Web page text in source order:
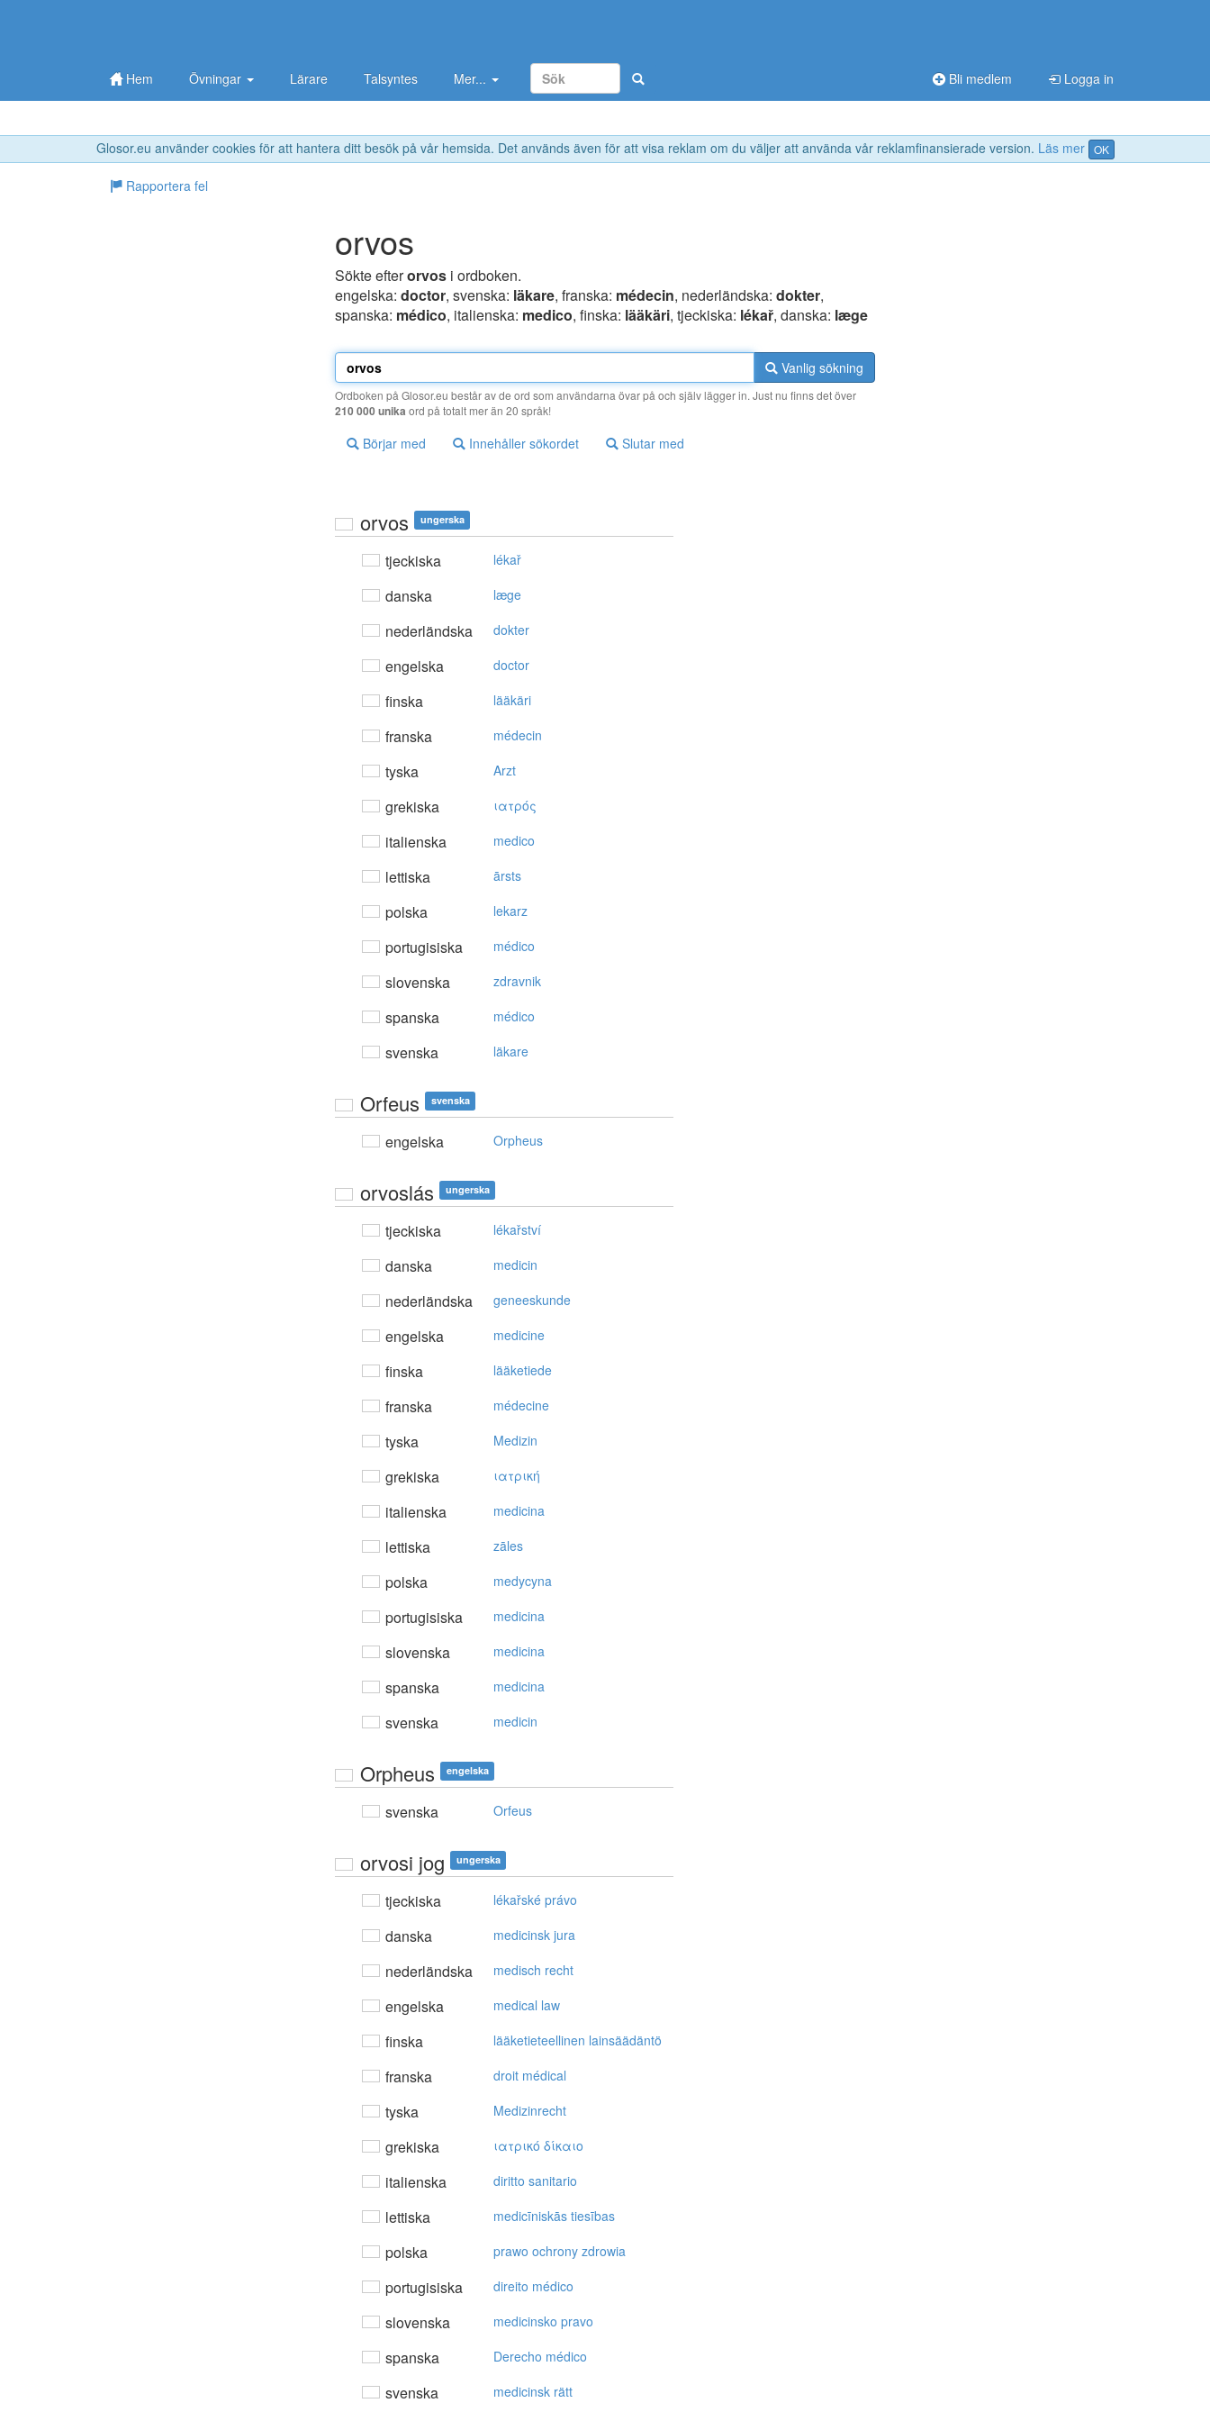
Glosor.eu använder cookies för att hantera ditt besök på vår hemsida. Det används även för att visa reklam om du väljer att använda vår reklamfinansierade version. Läs mer OK
Hem Övningar Lärare Talsyntes Mer... Bli medlem Logga in
Rapportera fel
orvos
Sökte efterorvos i ordboken.
engelska: doctor, svenska: läkare, franska: médecin, nederländska: dokter,
spanska: médico, italienska: medico, finska: lääkäri, tjeckiska: lékař, danska: læge
Vanlig sökning
Ordboken på Glosor.eu består av de ord som användarna övar på och själv lägger in. Just nu finns det över
210 000 unika ord på totalt mer än 20 språk!
Börjar med Innehåller sökordet Slutar med
orvos ungerska
tjeckiska lékař
danska læge
nederländska dokter
engelska doctor
finska lääkäri
franska médecin
tyska Arzt
grekiska ιατρός
italienska medico
lettiska ārsts
polska lekarz
portugisiska médico
slovenska zdravnik
spanska médico
svenska läkare
Orfeus svenska
engelska Orpheus
orvoslás ungerska
tjeckiska lékařství
danska medicin
nederländska geneeskunde
engelska medicine
finska lääketiede
franska médecine
tyska Medizin
grekiska ιατρική
italienska medicina
lettiska zāles
polska medycyna
portugisiska medicina
slovenska medicina
spanska medicina
svenska medicin
Orpheus engelska
svenska Orfeus
orvosi jog ungerska
tjeckiska lékařské právo
danska medicinsk jura
nederländska medisch recht
engelska medical law
finska lääketieteellinen lainsäädäntö
franska droit médical
tyska Medizinrecht
grekiska ιατρικό δίκαιo
italienska diritto sanitario
lettiska medicīniskās tiesības
polska prawo ochrony zdrowia
portugisiska direito médico
slovenska medicinsko pravo
spanska Derecho médico
svenska medicinsk rätt